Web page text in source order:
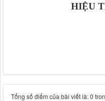
HIỆU
Tạ
Tổng số điểm của bài viết là: 0